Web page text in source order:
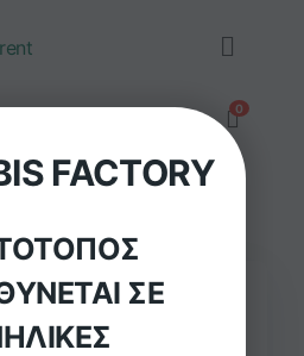
FACTORY
ΣΕ